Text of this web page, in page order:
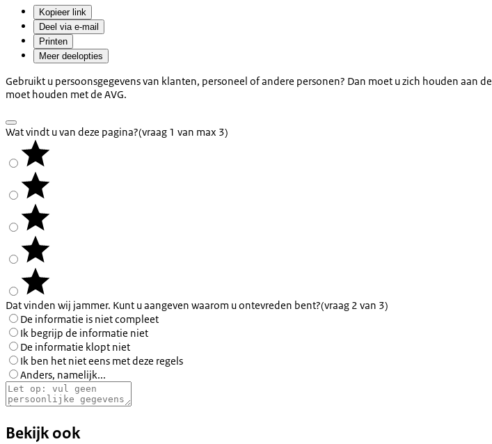
Kopieer link
Deel via e-mail
Printen
Meer deelopties
Gebruikt u persoonsgegevens van klanten, personeel of andere personen? Dan moet u zich houden aan de
moet houden met de AVG.
Wat vindt u van deze pagina?(vraag 1 van max 3)
Dat vinden wij jammer. Kunt u aangeven waarom u ontevreden bent?(vraag 2 van 3)
De informatie is niet compleet
Ik begrijp de informatie niet
De informatie klopt niet
Ik ben het niet eens met deze regels
Anders, namelijk...
Bekijk ook